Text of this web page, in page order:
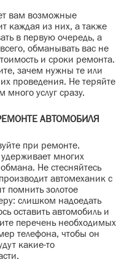
вам возможные
каждая из них, а также
в первую очередь, а
обманывать вас не
и сроки ремонта.
зачем нужны те или
проведения. Не теряйте
много услуг сразу.
АВТОМОБИЛЯ
при ремонте.
многих
Не стесняйтесь
автомеханик с
помнить золотое
слишком надоедать
оставить автомобиль и
перечень необходимых
телефона, чтобы он
какие-то